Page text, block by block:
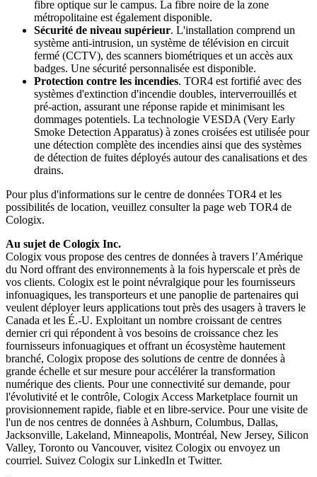
fibre optique sur le campus. La fibre noire de la zone
métropolitaine est également disponible.
Sécurité de niveau supérieur. L'installation comprend un
système anti-intrusion, un système de télévision en circuit
fermé (CCTV), des scanners biométriques et un accès aux
badges. Une sécurité personnalisée est disponible.
Protection contre les incendies. TOR4 est fortifié avec des
systèmes d'extinction d'incendie doubles, interverrouillés et
pré-action, assurant une réponse rapide et minimisant les
dommages potentiels. La technologie VESDA (Very Early
Smoke Detection Apparatus) à zones croisées est utilisée pour
une détection complète des incendies ainsi que des systèmes
de détection de fuites déployés autour des canalisations et des
drains.
Pour plus d'informations sur le centre de données TOR4 et les
possibilités de location, veuillez consulter la page web TOR4 de
Cologix.
Au sujet de Cologix Inc.
Cologix vous propose des centres de données à travers l’Amérique
du Nord offrant des environnements à la fois hyperscale et près de
vos clients. Cologix est le point névralgique pour les fournisseurs
infonuagiques, les transporteurs et une panoplie de partenaires qui
veulent déployer leurs applications tout près des usagers à travers le
Canada et les É.-U. Exploitant un nombre croissant de centres
dernier cri qui répondent à vos besoins de croissance chez les
fournisseurs infonuagiques et offrant un écosystème hautement
branché, Cologix propose des solutions de centre de données à
grande échelle et sur mesure pour accélérer la transformation
numérique des clients. Pour une connectivité sur demande, pour
l'évolutivité et le contrôle, Cologix Access Marketplace fournit un
provisionnement rapide, fiable et en libre-service. Pour une visite de
l'un de nos centres de données à Ashburn, Columbus, Dallas,
Jacksonville, Lakeland, Minneapolis, Montréal, New Jersey, Silicon
Valley, Toronto ou Vancouver, visitez Cologix ou envoyez un
courriel. Suivez Cologix sur LinkedIn et Twitter.